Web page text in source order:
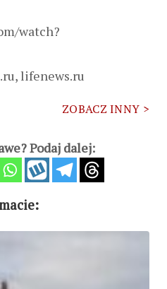
watch?
lifenews.ru
ZOBACZ INNY >
Podaj dalej: